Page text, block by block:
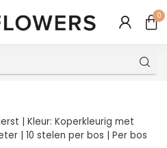
0
| Kleur: Koperkleurig met
| 10 stelen per bos | Per bos